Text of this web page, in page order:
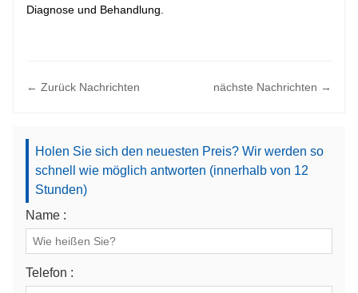
Diagnose und Behandlung.
← Zurück Nachrichten nächste Nachrichten →
Holen Sie sich den neuesten Preis? Wir werden so
schnell wie möglich antworten (innerhalb von 12
Stunden)
Name :
Telefon :